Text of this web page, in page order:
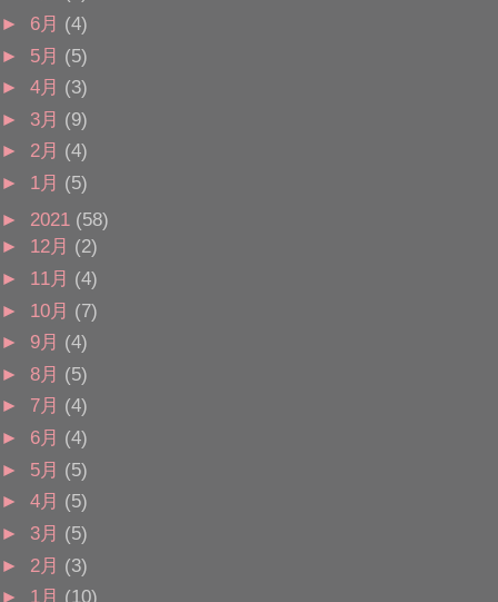
► 6月 (4)
► 5月 (5)
► 4月 (3)
► 3月 (9)
► 2月 (4)
► 1月 (5)
► 2021 (58)
► 12月 (2)
► 11月 (4)
► 10月 (7)
► 9月 (4)
► 8月 (5)
► 7月 (4)
► 6月 (4)
► 5月 (5)
► 4月 (5)
► 3月 (5)
► 2月 (3)
► 1月 (10)